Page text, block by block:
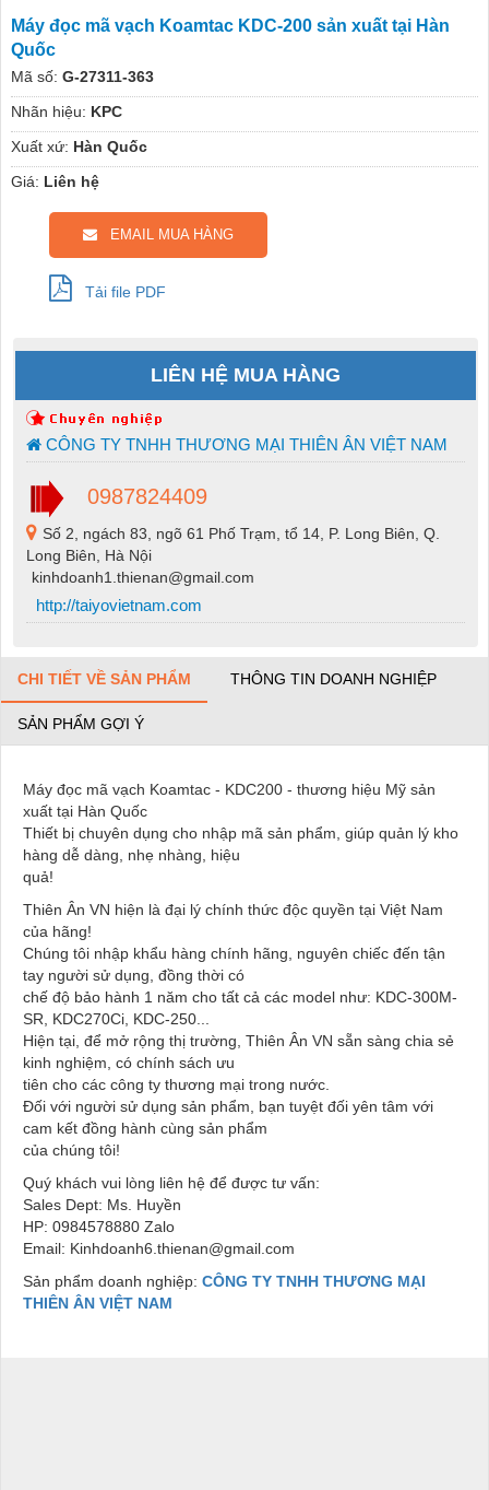
Máy đọc mã vạch Koamtac KDC-200 sản xuất tại Hàn
Quốc
Mã số: G-27311-363
Nhãn hiệu: KPC
Xuất xứ: Hàn Quốc
Giá: Liên hệ
EMAIL MUA HÀNG
Tải file PDF
LIÊN HỆ MUA HÀNG
CÔNG TY TNHH THƯƠNG MẠI THIÊN ÂN VIỆT NAM
0987824409
Số 2, ngách 83, ngõ 61 Phố Trạm, tổ 14, P. Long Biên, Q.
Long Biên, Hà Nội
kinhdoanh1.thienan@gmail.com
http://taiyovietnam.com
CHI TIẾT VỀ SẢN PHẨM THÔNG TIN DOANH NGHIỆP
SẢN PHẨM GỢI Ý
Máy đọc mã vạch Koamtac - KDC200 - thương hiệu Mỹ sản
xuất tại Hàn Quốc
Thiết bị chuyên dụng cho nhập mã sản phẩm, giúp quản lý kho
hàng dễ dàng, nhẹ nhàng, hiệu
quả!
Thiên Ân VN hiện là đại lý chính thức độc quyền tại Việt Nam
của hãng!
Chúng tôi nhập khẩu hàng chính hãng, nguyên chiếc đến tận
tay người sử dụng, đồng thời có
chế độ bảo hành 1 năm cho tất cả các model như: KDC-300M-
SR, KDC270Ci, KDC-250...
Hiện tại, để mở rộng thị trường, Thiên Ân VN sẵn sàng chia sẻ
kinh nghiệm, có chính sách ưu
tiên cho các công ty thương mại trong nước.
Đối với người sử dụng sản phẩm, bạn tuyệt đối yên tâm với
cam kết đồng hành cùng sản phẩm
của chúng tôi!
Quý khách vui lòng liên hệ để được tư vấn:
Sales Dept: Ms. Huyền
HP: 0984578880 Zalo
Email: Kinhdoanh6.thienan@gmail.com
Sản phẩm doanh nghiệp: CÔNG TY TNHH THƯƠNG MẠI
THIÊN ÂN VIỆT NAM